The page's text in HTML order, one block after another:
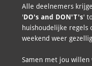
Alle deelnemers
'DO's and DON'T's'
huishoudelijke regels
weekend weer
Samen met jou willen